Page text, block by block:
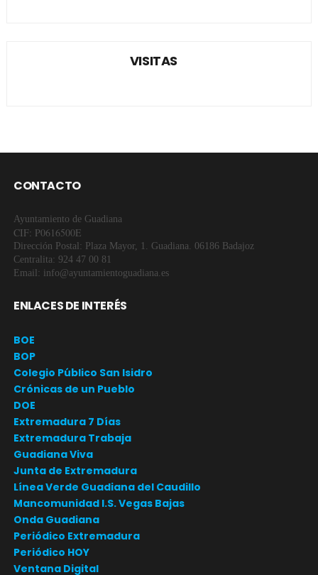
VISITAS
CONTACTO
Ayuntamiento de Guadiana
CIF: P0616500E
Dirección Postal: Plaza Mayor, 1. Guadiana. 06186 Badajoz
Centralita: 924 47 00 81
Email: info@ayuntamientoguadiana.es
ENLACES DE INTERÉS
BOE
BOP
Colegio Público San Isidro
Crónicas de un Pueblo
DOE
Extremadura 7 Días
Extremadura Trabaja
Guadiana Viva
Junta de Extremadura
Línea Verde Guadiana del Caudillo
Mancomunidad I.S. Vegas Bajas
Onda Guadiana
Periódico Extremadura
Periódico HOY
Ventana Digital